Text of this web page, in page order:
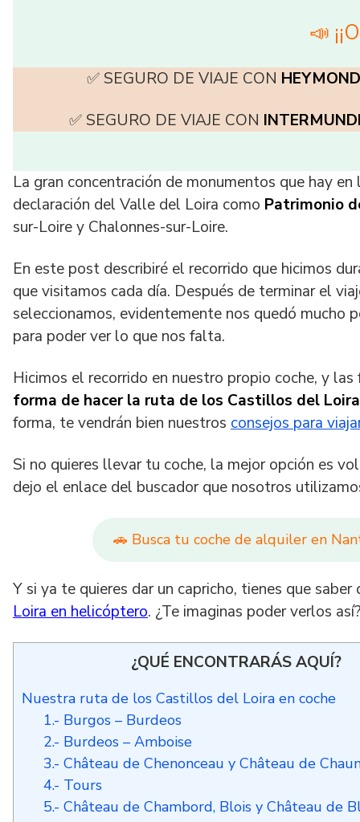
📣
✅ SEGURO DE VIAJE CON
✅ SEGURO DE VIAJE CON
La gran concentración de monumentos que hay
declaración del Valle del Loira como Patrimonio
sur-Loire y Chalonnes-sur-Loire.
En este post describiré el recorrido que hicimos
que visitamos cada día. Después de terminar el
seleccionamos, evidentemente nos quedó mucho
para poder ver lo que nos falta.
Hicimos el recorrido en nuestro propio coche, y
forma de hacer la ruta de los Castillos del
forma, te vendrán bien nuestros consejos para
Si no quieres llevar tu coche, la mejor opción es
dejo el enlace del buscador que nosotros
🚗 Busca tu coche de alquiler en
Y si ya te quieres dar un capricho, tienes que
Loira en helicóptero. ¿Te imaginas poder verlos así?
¿QUÉ ENCONTRARÁS AQUÍ?
Nuestra ruta de los Castillos del Loira en coche
1.- Burgos – Burdeos
2.- Burdeos – Amboise
3.- Château de Chenonceau y Château de
4.- Tours
5.- Château de Chambord, Blois y Château de